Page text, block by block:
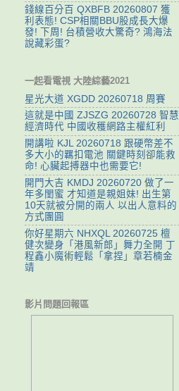
錢線百分百 QXBFB 20260807 獲
利表態! CSP相關BBU股成長大爆
發! 下周! 台積營收大驚奇? 鴻海法
說藏彩蛋?
一起看電視 大陸綜藝2021
星光大道 XGDD 20260718 周賽
這就是中國 ZJSZG 20260728 智慧
經濟時代 中國收穫網路主權紅利
開講啦 KJL 20260718 跟硬幣差不
多大小的羈扣電池 關鍵時刻卻能救
命! 心臟起搏器中也需要它!
開門大吉 KMDJ 20260720 做了一
年多閨蜜 才知道是親姐妹! 出生第
10天就被分開的兩人 以出人意料的
方式團圓
你好星期六 NHXQL 20260725 檀
健次變身「港風新郎」舞力全開 丁
程鑫小魔術輕鬆「拿捏」章若楠金
靖
影片問題回報區